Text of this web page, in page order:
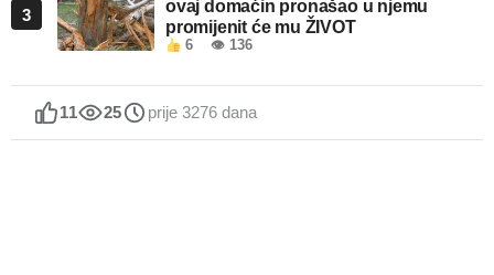
3
ovaj domaćin pronašao u njemu
promijenit će mu ŽIVOT
6 👁 136
11 25 prije 3276 dana